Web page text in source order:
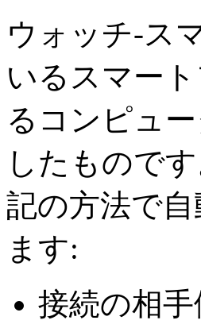
ウォッチ-ス
いるスマー
るコンピュ
したもので
記の方法で
ます:
接続の相